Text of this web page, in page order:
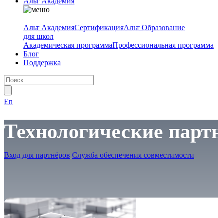
Альт АкадемияСертификацияАльт Образование
для школ
Академическая программаПрофессиональная программа
Блог
Поддержка
En
Технологические
Вход для партнёров Служба обеспечения совместимости